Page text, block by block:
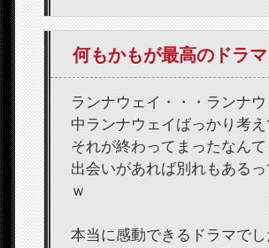
何もかもが最高のドラマ
ランナウェイ・・・ランナ
中ランナウェイばっかり考え
それが終わってまったなんて
出会いがあれば別れもある
ｗ
本当に感動できるドラマでし